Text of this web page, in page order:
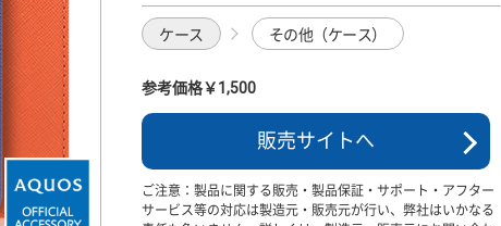
ケース その他（ケース）
参考価格￥1,500
販売サイトへ
ご注意：製品に関する販売・製品保証・サポート・アフター
サービス等の対応は製造元・販売元が行い、弊社はいかなる